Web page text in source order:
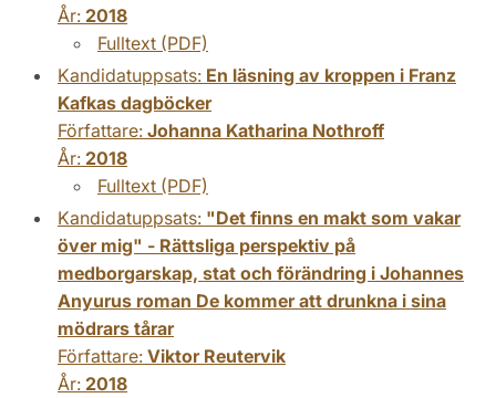
År: 2018
Fulltext (PDF)
Kandidatuppsats: En läsning av kroppen i Franz
Kafkas dagböcker
Författare: Johanna Katharina Nothroff
År: 2018
Fulltext (PDF)
Kandidatuppsats: "Det finns en makt som vakar
över mig" - Rättsliga perspektiv på
medborgarskap, stat och förändring i Johannes
Anyurus roman De kommer att drunkna i sina
mödrars tårar
Författare: Viktor Reutervik
År: 2018